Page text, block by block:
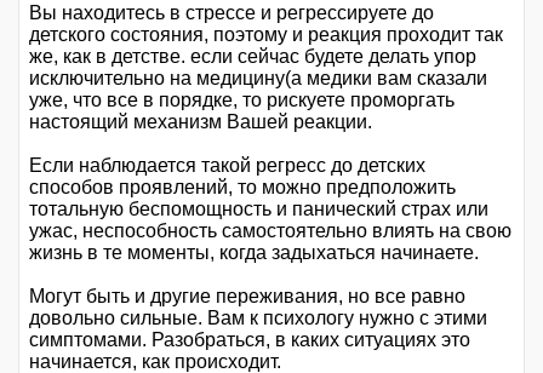
Вы находитесь в стрессе и регрессируете до
детского состояния, поэтому и реакция проходит так
же, как в детстве. если сейчас будете делать упор
исключительно на медицину(а медики вам сказали
уже, что все в порядке, то рискуете проморгать
настоящий механизм Вашей реакции.
Если наблюдается такой регресс до детских
способов проявлений, то можно предположить
тотальную беспомощность и панический страх или
ужас, неспособность самостоятельно влиять на свою
жизнь в те моменты, когда задыхаться начинаете.
Могут быть и другие переживания, но все равно
довольно сильные. Вам к психологу нужно с этими
симптомами. Разобраться, в каких ситуациях это
начинается, как происходит.